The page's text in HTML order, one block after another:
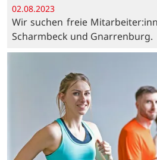
02.08.2023
Wir suchen freie
Scharmbeck und Gnarrenburg.